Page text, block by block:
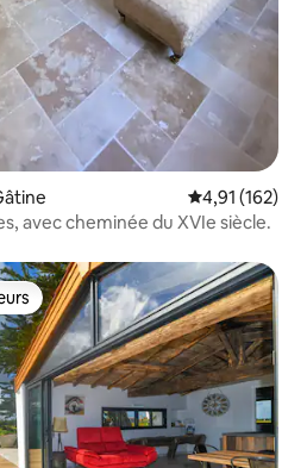
Évaluation
4,91 (162)
avec cheminée du XVIe siècle.
les plus appréciés